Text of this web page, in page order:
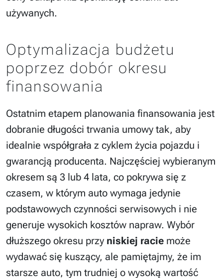
używanych.
Optymalizacja budżetu
poprzez dobór okresu
finansowania
Ostatnim etapem planowania finansowania jest
dobranie długości trwania umowy tak, aby
idealnie współgrała z cyklem życia pojazdu i
gwarancją producenta. Najczęściej wybieranym
okresem są 3 lub 4 lata, co pokrywa się z
czasem, w którym auto wymaga jedynie
podstawowych czynności serwisowych i nie
generuje wysokich kosztów napraw. Wybór
dłuższego okresu przy niskiej racie może
wydawać się kuszący, ale pamiętajmy, że im
starsze auto, tym trudniej o wysoką wartość